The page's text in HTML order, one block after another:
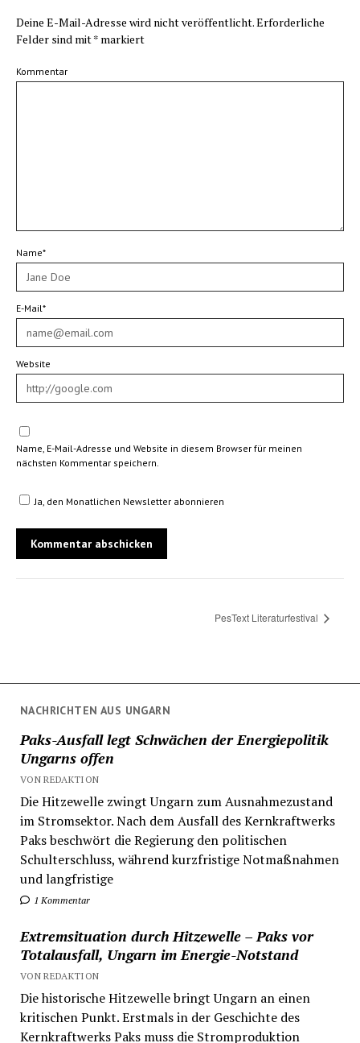
NACHRICHTEN AUS UNGARN
Paks-Ausfall legt Schwächen der Energiepolitik
Ungarns offen
VON REDAKTION
Die Hitzewelle zwingt Ungarn zum Ausnahmezustand
im Stromsektor. Nach dem Ausfall des Kernkraftwerks
Paks beschwört die Regierung den politischen
Schulterschluss, während kurzfristige Notmaßnahmen
und langfristige
1 Kommentar
Extremsituation durch Hitzewelle – Paks vor
Totalausfall, Ungarn im Energie-Notstand
VON REDAKTION
Die historische Hitzewelle bringt Ungarn an einen
kritischen Punkt. Erstmals in der Geschichte des
Kernkraftwerks Paks muss die Stromproduktion
Deine E-Mail-Adresse wird nicht veröffentlicht.Erforderliche
Felder sind mit* markiert
Kommentar
Name*
E-Mail*
Website
Name, E-Mail-Adresse und Website in diesem Browser für meinen
nächsten Kommentar speichern.
Ja, den Monatlichen Newsletter abonnieren
PesText Literaturfestival